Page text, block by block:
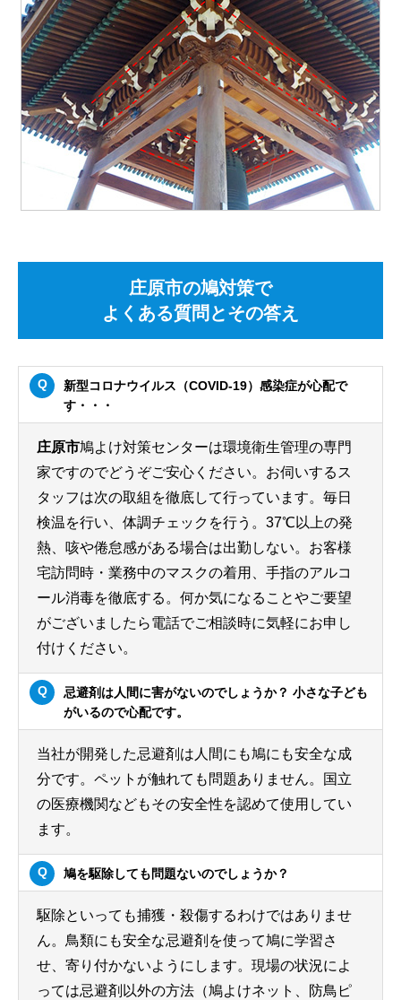
庄原市の鳩対策で
よくある質問とその答え
新型コロナウイルス（COVID-19）感染症が心配で
す・・・
庄原市鳩よけ対策センターは環境衛生管理の専門
家ですのでどうぞご安心ください。お伺いするス
タッフは次の取組を徹底して行っています。毎日
検温を行い、体調チェックを行う。37℃以上の発
熱、咳や倦怠感がある場合は出勤しない。お客様
宅訪問時・業務中のマスクの着用、手指のアルコ
ール消毒を徹底する。何か気になることやご要望
がございましたら電話でご相談時に気軽にお申し
付けください。
忌避剤は人間に害がないのでしょうか？ 小さな子ども
がいるので心配です。
当社が開発した忌避剤は人間にも鳩にも安全な成
分です。ペットが触れても問題ありません。国立
の医療機関などもその安全性を認めて使用してい
ます。
鳩を駆除しても問題ないのでしょうか？
駆除といっても捕獲・殺傷するわけではありませ
ん。鳥類にも安全な忌避剤を使って鳩に学習さ
せ、寄り付かないようにします。現場の状況によ
っては忌避剤以外の方法（鳩よけネット、防鳥ピ